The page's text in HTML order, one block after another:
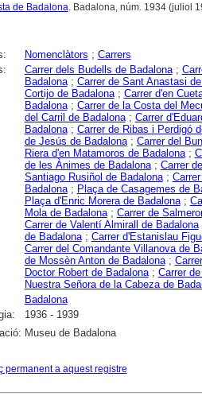
de Badalona. Badalona, núm. 1934 (juliol
Nomenclàtors ; Carrers
Carrer dels Budells de Badalona;
Badalona; Carrer de Sant Anastasi
Cortijo de Badalona; Carrer d'en
Badalona; Carrer de la Costa del
del Carril de Badalona; Carrer
Badalona; Carrer de Ribas i Perdigó
de Jesús de Badalona; Carrer del
Riera d'en Matamoros de Badalona;
de les Ànimes de Badalona; Carrer
Santiago Rusiñol de Badalona;
Badalona; Plaça de Casagemes de
Plaça d'Enric Morera de Badalona;
Mola de Badalona; Carrer de
Carrer de Valentí Almirall de Badalona
de Badalona; Carrer d'Estanislau
Carrer del Comandante Villanova de
de Mossèn Anton de Badalona;
Doctor Robert de Badalona; Carrer
Nuestra Señora de la Cabeza de
Badalona
1936 - 1939
Museu de Badalona
permanent a aquest registre